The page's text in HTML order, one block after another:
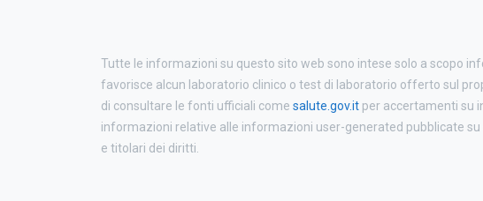
Tutte le informazioni su questo sito web sono intese solo a scopo
favorisce alcun laboratorio clinico o test di laboratorio offerto sul
di consultare le fonti ufficiali come salute.gov.it per accertamenti su
informazioni relative alle informazioni user-generated pubblicate
e titolari dei diritti.